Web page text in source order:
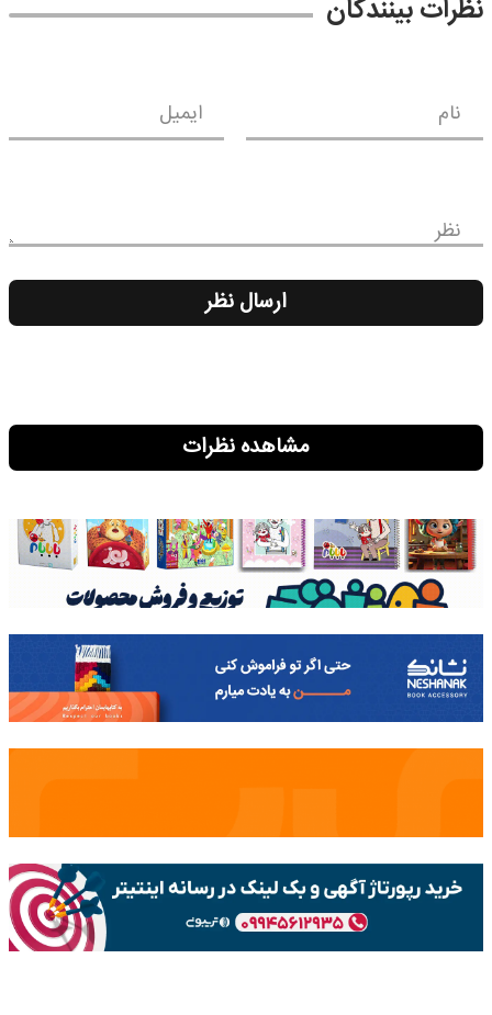
نظرات بینندگان
نام ایمیل
نظر
ارسال نظر
مشاهده نظرات